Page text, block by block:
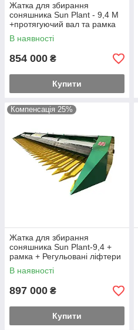
Жатка для збирання
соняшника Sun Plant - 9,4 М
+протягуючий вал та рамка
В наявності
854 000 ₴
Купити
Компенсація 25%
Жатка для збирання
соняшника Sun Plant-9,4 +
рамка + Регульовані ліфтери
В наявності
897 000 ₴
Купити